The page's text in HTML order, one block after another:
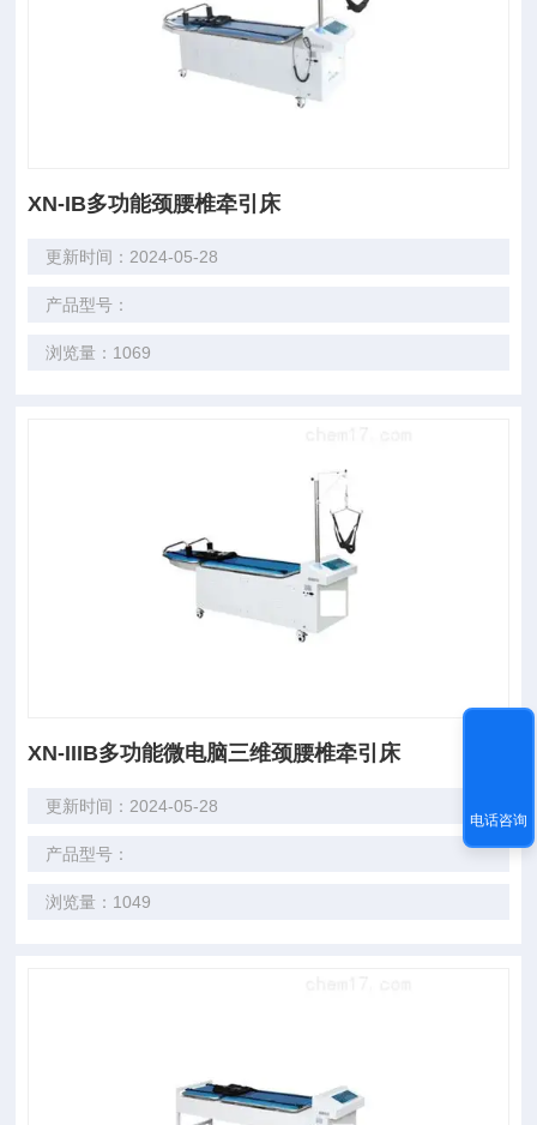
XN-IB多功能颈腰椎牵引床
更新时间：2024-05-28
产品型号：
浏览量：1069
XN-IIIB多功能微电脑三维颈腰椎牵引床
更新时间：2024-05-28
产品型号：
浏览量：1049
电话咨询